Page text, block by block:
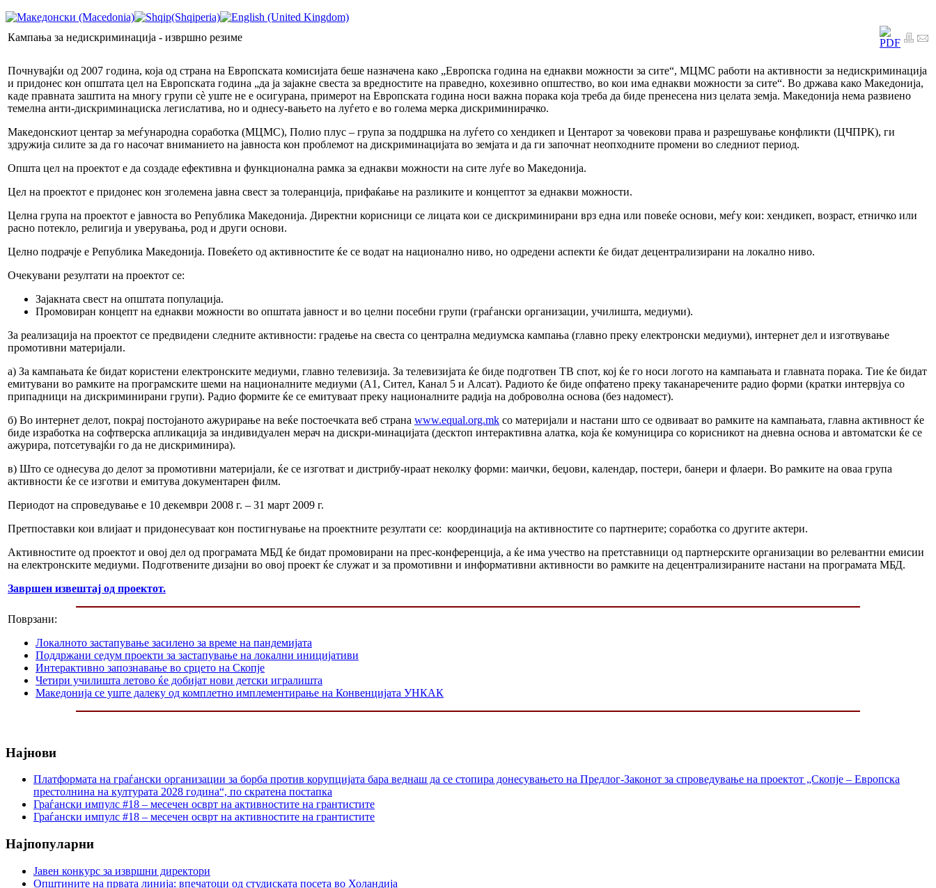
Кампања за недискриминација - извршно резиме
Почнувајќи од 2007 година, која од страна на Европската комисијата беше назначена како „Европска година на еднакви можности за сите“, МЦМС работи на активности за недискриминација
и придонес кон општата цел на Европската година „да ја зајакне свеста за вредностите на праведно, кохезивно општество, во кои има еднакви можности за сите“. Во држава како Македонија,
каде правната заштита на многу групи сè уште не е осигурана, примерот на Европската година носи важна порака која треба да биде пренесена низ целата земја. Македонија нема развиено
темелна анти-дискриминациска легислатива, но и однесу-вањето на луѓето е во голема мерка дискриминирачко.
Македонскиот центар за меѓународна соработка (МЦМС), Полио плус – група за поддршка на луѓето со хендикеп и Центарот за човекови права и разрешување конфликти (ЦЧПРК), ги
здружија силите за да го насочат вниманието на јавноста кон проблемот на дискриминацијата во земјата и да ги започнат неопходните промени во следниот период.
Општа цел на проектот е да создаде ефективна и функционална рамка за еднакви можности на сите луѓе во Македонија.
Цел на проектот е придонес кон зголемена јавна свест за толеранција, прифаќање на разликите и концептот за еднакви можности.
Целна група на проектот е јавноста во Република Македонија. Директни корисници се лицата кои се дискриминирани врз една или повеќе основи, меѓу кои: хендикеп, возраст, етничко или
расно потекло, религија и уверувања, род и други основи.
Целно подрачје е Република Македонија. Повеќето од активностите ќе се водат на национално ниво, но одредени аспекти ќе бидат децентрализирани на локално ниво.
Очекувани резултати на проектот се:
Зајакната свест на општата популација.
Промовиран концепт на еднакви можности во општата јавност и во целни посебни групи (граѓански организации, училишта, медиуми).
За реализација на проектот се предвидени следните активности: градење на свеста со централна медиумска кампања (главно преку електронски медиуми), интернет дел и изготвување
промотивни материјали.
а) За кампањата ќе бидат користени електронските медиуми, главно телевизија. За телевизијата ќе биде подготвен ТВ спот, кој ќе го носи логото на кампањата и главната порака. Тие ќе бидат
емитувани во рамките на програмските шеми на националните медиуми (А1, Сител, Канал 5 и Алсат). Радиото ќе биде опфатено преку таканаречените радио форми (кратки интервјуа со
припадници на дискриминирани групи). Радио формите ќе се емитуваат преку националните радија на доброволна основа (без надомест).
б) Во интернет делот, покрај постојаното ажурирање на веќе постоечката веб страна www.equal.org.mk со материјали и настани што се одвиваат во рамките на кампањата, главна активност ќе
биде изработка на софтверска апликација за индивидуален мерач на дискри-минацијата (десктоп интерактивна алатка, која ќе комуницира со корисникот на дневна основа и автоматски ќе се
ажурира, потсетувајќи го да не дискриминира).
в) Што се однесува до делот за промотивни материјали, ќе се изготват и дистрибу-ираат неколку форми: маички, беџови, календар, постери, банери и флаери. Во рамките на оваа група
активности ќе се изготви и емитува документарен филм.
Периодот на спроведување е 10 декември 2008 г. – 31 март 2009 г.
Претпоставки кои влијаат и придонесуваат кон постигнување на проектните резултати се: координација на активностите со партнерите; соработка со другите актери.
Активностите од проектот и овој дел од програмата МБД ќе бидат промовирани на прес-конференција, а ќе има учество на претставници од партнерските организации во релевантни емисии
на електронските медиуми. Подготвените дизајни во овој проект ќе служат и за промотивни и информативни активности во рамките на децентрализираните настани на програмата МБД.
Завршен извештај од проектот.
Поврзани:
Локалното застапување засилено за време на пандемијата
Поддржани седум проекти за застапување на локални иницијативи
Интерактивно запознавање во срцето на Скопје
Четири училишта летово ќе добијат нови детски игралишта
Македонија се уште далеку од комплетно имплементирање на Конвенцијата УНКАК
Најнови
Платформата на граѓански организации за борба против корупцијата бара веднаш да се стопира донесувањето на Предлог-Законот за спроведување на проектот „Скопје – Европска
престолнина на културата 2028 година“, по скратена постапка
Граѓански импулс #18 – месечен осврт на активностите на грантистите
Граѓански импулс #18 – месечен осврт на активностите на грантистите
Најпопуларни
Јавен конкурс за извршни директори
Општините на првата линија: впечатоци од студиската посета во Холандија